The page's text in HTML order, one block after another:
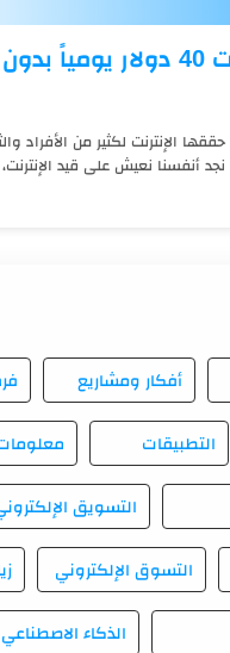
الربح من الانترنت 40 دولار
الإنترنت لكثير من الأفراد
نجد أنفسنا نعيش على قيد
أفكار ومشاريع
التطبيقات
التسويق
التسوق الإلكتروني
الذكاء الاصطناعي AI